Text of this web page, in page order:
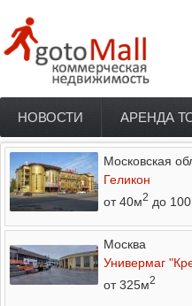
Главное меню
НОВОСТИ АРЕНДА
Московская
Геликон
от 40м2 до
Москва
Универмаг
от 325м2